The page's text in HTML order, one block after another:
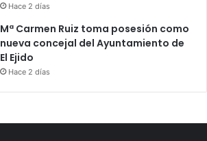
Hace 2 días
Mª Carmen Ruiz toma posesión como
nueva concejal del Ayuntamiento de
El Ejido
Hace 2 días